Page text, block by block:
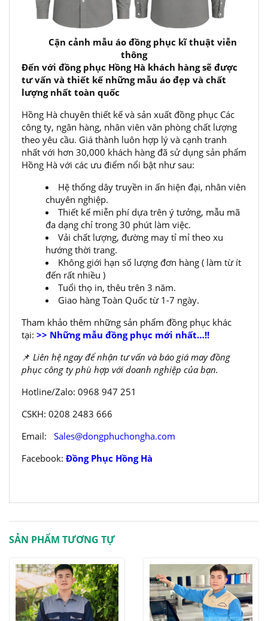
Cận cảnh mẫu áo đồng phục kĩ thuật viễn
thông
Đến với đồng phục Hồng Hà khách hàng sẽ được
tư vấn và thiết kế những mẫu áo đẹp và chất
lượng nhất toàn quốc
Hồng Hà chuyên thiết kế và sản xuất đồng phục Các
công ty, ngân hàng, nhân viên văn phòng chất lượng
theo yêu cầu. Giá thành luôn hợp lý và cạnh tranh
nhất với hơn 30,000 khách hàng đã sử dụng sản phẩm
Hồng Hà với các ưu điểm nổi bật như sau:
Hệ thống dây truyền in ấn hiện đại, nhân viên
chuyên nghiệp.
Thiết kế miễn phí dựa trên ý tưởng, mẫu mã
đa dạng chỉ trong 30 phút làm việc.
Vải chất lượng, đường may tỉ mỉ theo xu
hướng thời trang.
Không giới hạn số lượng đơn hàng ( làm từ ít
đến rất nhiều )
Tuổi thọ in, thêu trên 3 năm.
Giao hàng Toàn Quốc từ 1-7 ngày.
Tham khảo thêm những sản phẩm đồng phục khác
tại: >> Những mẫu đồng phục mới nhất…!!
📌 Liên hệ ngay để nhận tư vấn và báo giá may đồng
phục công ty phù hợp với doanh nghiệp của bạn.
Hotline/Zalo: 0968 947 251
CSKH: 0208 2483 666
Email:
Sales@dongphuchongha.com
Facebook: Đồng Phục Hồng Hà
SẢN PHẨM TƯƠNG TỰ